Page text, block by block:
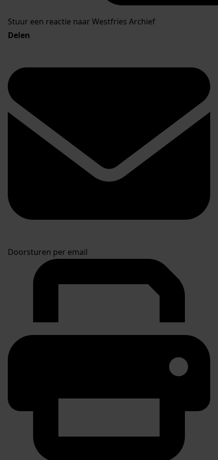
Stuur een reactie naar Westfries Archief
Delen
Doorsturen per email